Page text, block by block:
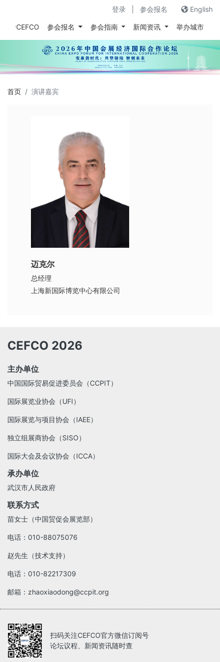
登录 参会报名 English
关于CEFCO 参会报名 参会指南 新闻资讯 举办城市
首页 演讲嘉宾
迈克尔
总经理
上海新国际博览中心有限公司
CEFCO 2026
主办单位
中国国际贸易促进委员会（CCPIT）
国际展览业协会（UFI）
国际展览与项目协会（IAEE）
独立组展商协会（SISO）
国际大会及会议协会（ICCA）
承办单位
武汉市人民政府
联系方式
苗女士（中国贸促会展览部）
电话：010-88075076
赵先生（技术支持）
电话：010-82217309
邮箱：zhaoxiaodong@ccpit.org
扫码关注CEFCO官方微信订阅号
论坛议程、新闻资讯随时查